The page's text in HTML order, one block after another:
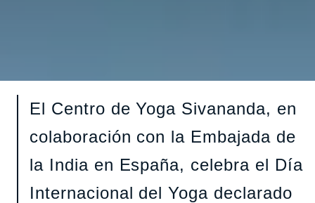
El Centro de Yoga Sivananda, en
colaboración con la Embajada de
la India en España, celebra el Día
Internacional del Yoga declarado